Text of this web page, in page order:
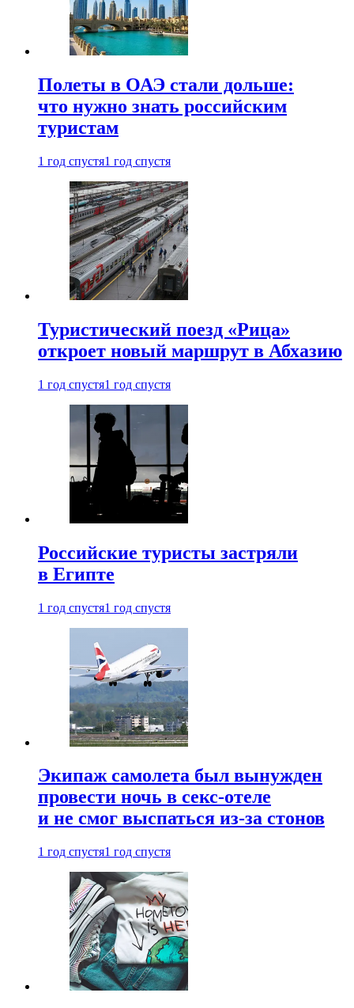
Полеты в ОАЭ стали дольше:
что нужно знать российским
туристам
1 год спустя1 год спустя
Туристический поезд «Рица»
откроет новый маршрут в Абхазию
1 год спустя1 год спустя
Российские туристы застряли
в Египте
1 год спустя1 год спустя
Экипаж самолета был вынужден
провести ночь в секс-отеле
и не смог выспаться из-за стонов
1 год спустя1 год спустя